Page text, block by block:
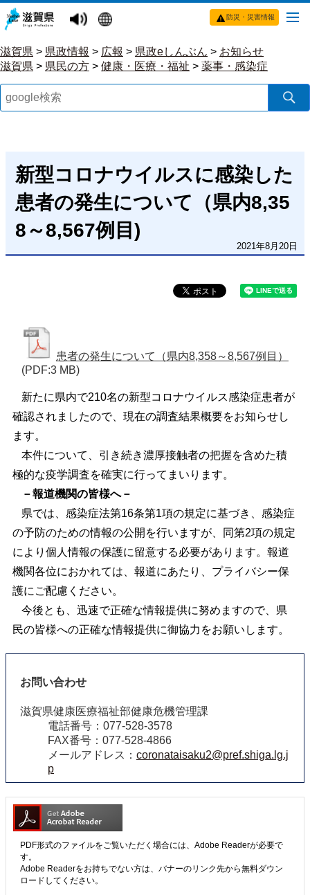
防災・災害情報
滋賀県 > 県政情報 > 広報 > 県政eしんぶん > お知らせ
滋賀県 > 県民の方 > 健康・医療・福祉 > 薬事・感染症
新型コロナウイルスに感染した
患者の発生について（県内8,35
8～8,567例目)
2021年8月20日
患者の発生について（県内8,358～8,567例目）
(PDF:3 MB)
新たに県内で210名の新型コロナウイルス感染症患者が
確認されましたので、現在の調査結果概要をお知らせし
ます。
本件について、引き続き濃厚接触者の把握を含めた積
極的な疫学調査を確実に行ってまいります。
－報道機関の皆様へ－
県では、感染症法第16条第1項の規定に基づき、感染症
の予防のための情報の公開を行いますが、同第2項の規定
により個人情報の保護に留意する必要があります。報道
機関各位におかれては、報道にあたり、プライバシー保
護にご配慮ください。
今後とも、迅速で正確な情報提供に努めますので、県
民の皆様への正確な情報提供に御協力をお願いします。
お問い合わせ
滋賀県健康医療福祉部健康危機管理課
電話番号：077-528-3578
FAX番号：077-528-4866
メールアドレス： coronataisaku2@pref.shiga.lg.j
p
PDF形式のファイルをご覧いただく場合には、Adobe Readerが必要で
す。
Adobe Readerをお持ちでない方は、バナーのリンク先から無料ダウン
ロードしてください。